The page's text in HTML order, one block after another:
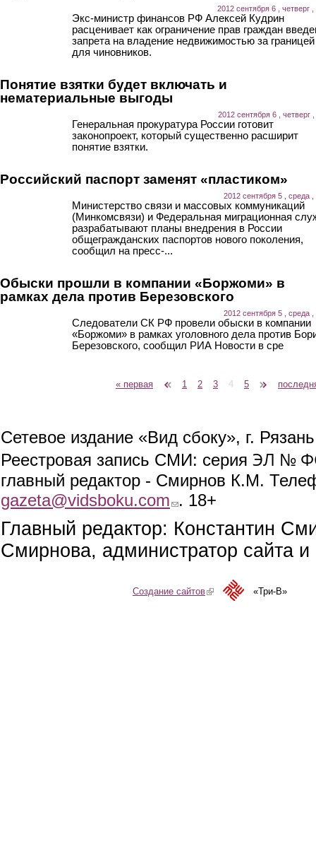
2012 сентября 6 , четверг ,
Экс-министр финансов РФ Алексей Кудрин
расценивает как ограничение прав граждан
запрета на владение недвижимостью за границей
для чиновников.
Понятие взятки будет включать и
нематериальные выгоды
2012 сентября 6 , четверг
Генеральная прокуратура России готовит
законопроект, который существенно расширит
понятие взятки.
Российский паспорт заменят «пластиком»
2012 сентября 5 , среда ,
Министерство связи и массовых коммуникаций
(Минкомсвязи) и Федеральная миграционная
разрабатывают планы внедрения в России
общегражданских паспортов нового поколения,
сообщил на пресс-...
Обыски прошли в компании «Боржоми» в
рамках дела против Березовского
2012 сентября 5 , среда ,
Следователи СК РФ провели обыски в компании
«Боржоми» в рамках уголовного дела против
Березовского, сообщил РИА Новости в сре
« первая 1 2 3 4 5
Сетевое издание «Вид сбоку», г.
Реестровая запись СМИ: серия ЭЛ №
главный редактор - Смирнов К.М.
gazeta@vidsboku.com (link sends e-mail)
. 18+
Главный редактор: Константин
Смирнова, администратор сайта
Создание сайтов(link is external)«Три-В»